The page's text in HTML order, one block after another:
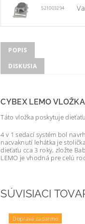
521003294
POPIS
DISKUSIA
CYBEX LEMO
Táto vložka poskytuje
4 v 1 sedací systém bol
nacvaknutí lehátka je
dieťaťu cca 3 roky, zložte
LEMO je vhodná pre celú
SÚVISIACI
Doprava zadarmo